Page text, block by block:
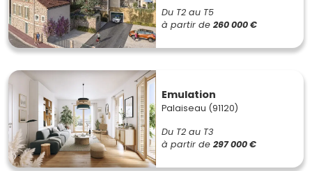
Du T2 au T5
à partir de 260 000 €
Emulation
Palaiseau (91120)
Du T2 au T3
à partir de 297 000 €